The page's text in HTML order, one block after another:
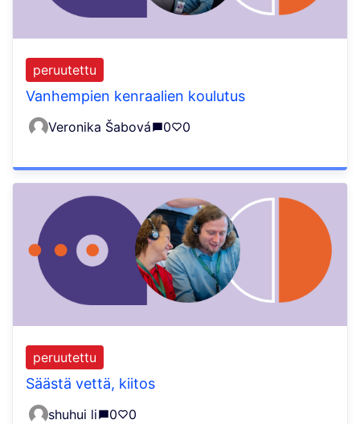
Vanhempien kenraalien koulutus
peruutettu
Veronika Šabová 0 0
Säästä vettä, kiitos
peruutettu
shuhui li 0 0